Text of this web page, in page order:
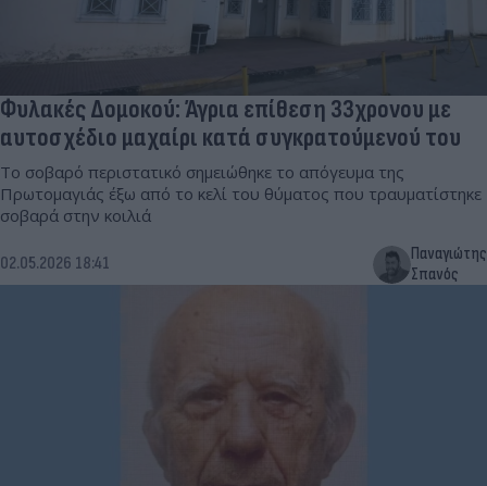
Φυλακές Δομοκού: Άγρια επίθεση 33χρονου με
αυτοσχέδιο μαχαίρι κατά συγκρατούμενού του
Το σοβαρό περιστατικό σημειώθηκε το απόγευμα της
Πρωτομαγιάς έξω από το κελί του θύματος που τραυματίστηκε
σοβαρά στην κοιλιά
02.05.2026 18:41
Παναγιώτης
Σπανός